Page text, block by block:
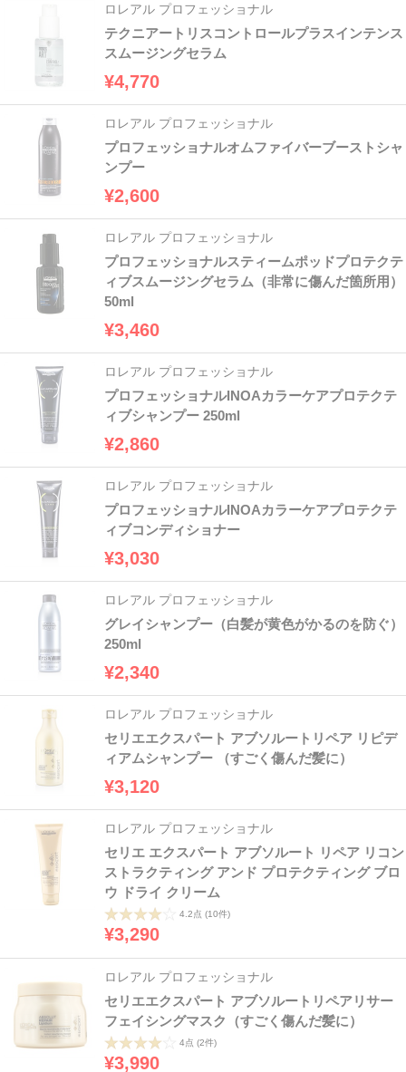
ロレアル プロフェッショナル
テクニアートリスコントロールプラスインテンス
スムージングセラム
¥4,770
ロレアル プロフェッショナル
プロフェッショナルオムファイバーブーストシャ
ンプー
¥2,600
ロレアル プロフェッショナル
プロフェッショナルスティームポッドプロテクテ
ィブスムージングセラム（非常に傷んだ箇所用）
50ml
¥3,460
ロレアル プロフェッショナル
プロフェッショナルINOAカラーケアプロテクテ
ィブシャンプー 250ml
¥2,860
ロレアル プロフェッショナル
プロフェッショナルINOAカラーケアプロテクテ
ィブコンディショナー
¥3,030
ロレアル プロフェッショナル
グレイシャンプー（白髪が黄色がかるのを防ぐ）
250ml
¥2,340
ロレアル プロフェッショナル
セリエエクスパート アブソルートリペア リピデ
ィアムシャンプー （すごく傷んだ髪に）
¥3,120
ロレアル プロフェッショナル
セリエ エクスパート アブソルート リペア リコン
ストラクティング アンド プロテクティング ブロ
ウ ドライ クリーム
4.2点 (10件)
¥3,290
ロレアル プロフェッショナル
セリエエクスパート アブソルートリペアリサー
フェイシングマスク（すごく傷んだ髪に）
4点 (2件)
¥3,990